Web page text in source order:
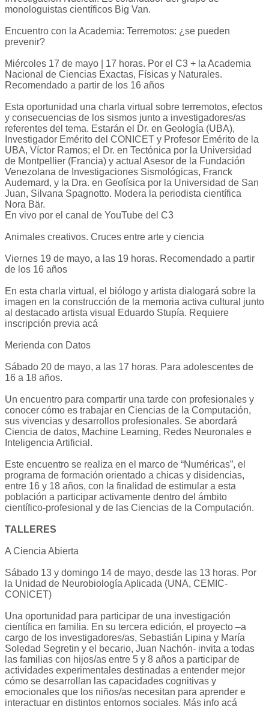
monologuistas científicos Big Van.
Encuentro con la Academia: Terremotos: ¿se pueden
prevenir?
Miércoles 17 de mayo | 17 horas. Por el C3 + la Academia
Nacional de Ciencias Exactas, Físicas y Naturales.
Recomendado a partir de los 16 años
Esta oportunidad una charla virtual sobre terremotos, efectos
y consecuencias de los sismos junto a investigadores/as
referentes del tema. Estarán el Dr. en Geología (UBA),
Investigador Emérito del CONICET y Profesor Emérito de la
UBA, Víctor Ramos; el Dr. en Tectónica por la Universidad
de Montpellier (Francia) y actual Asesor de la Fundación
Venezolana de Investigaciones Sismológicas, Franck
Audemard, y la Dra. en Geofísica por la Universidad de San
Juan, Silvana Spagnotto. Modera la periodista científica
Nora Bär.
En vivo por el canal de YouTube del C3
Animales creativos. Cruces entre arte y ciencia
Viernes 19 de mayo, a las 19 horas. Recomendado a partir
de los 16 años
En esta charla virtual, el biólogo y artista dialogará sobre la
imagen en la construcción de la memoria activa cultural junto
al destacado artista visual Eduardo Stupía. Requiere
inscripción previa acá
Merienda con Datos
Sábado 20 de mayo, a las 17 horas. Para adolescentes de
16 a 18 años.
Un encuentro para compartir una tarde con profesionales y
conocer cómo es trabajar en Ciencias de la Computación,
sus vivencias y desarrollos profesionales. Se abordará
Ciencia de datos, Machine Learning, Redes Neuronales e
Inteligencia Artificial.
Este encuentro se realiza en el marco de “Numéricas”, el
programa de formación orientado a chicas y disidencias,
entre 16 y 18 años, con la finalidad de estimular a esta
población a participar activamente dentro del ámbito
científico-profesional y de las Ciencias de la Computación.
TALLERES
A Ciencia Abierta
Sábado 13 y domingo 14 de mayo, desde las 13 horas. Por
la Unidad de Neurobiología Aplicada (UNA, CEMIC-
CONICET)
Una oportunidad para participar de una investigación
científica en familia. En su tercera edición, el proyecto –a
cargo de los investigadores/as, Sebastián Lipina y María
Soledad Segretin y el becario, Juan Nachón- invita a todas
las familias con hijos/as entre 5 y 8 años a participar de
actividades experimentales destinadas a entender mejor
cómo se desarrollan las capacidades cognitivas y
emocionales que los niños/as necesitan para aprender e
interactuar en distintos entornos sociales. Más info acá